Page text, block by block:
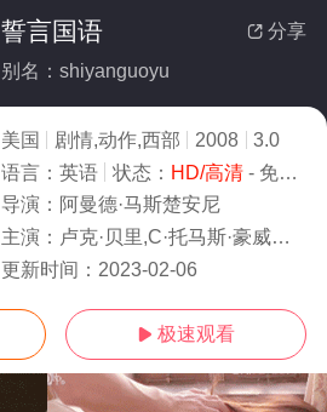
 分享
誓言国语
别名：shiyanguoyu
美国 剧情,动作,西部 2008
3.0
语言： 英语 状态： HD/高清- 免费在线观看
导演： 阿曼德·马斯楚安尼
主演： 卢克·贝里,C·托马斯·豪威尔,金·寇兹
更新时间： 2023-02-06
 极速观看